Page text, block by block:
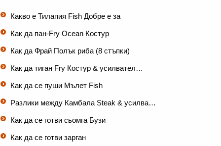
Какво е Тилапия Fish Добре е за
Как да пан-Fry Ocean Костур
Как да Фрай Полък риба (8 стъпки)
Как да тиган Fry Костур & усилвател…
Как да се пуши Мълет Fish
Разлики между Камбала Steak & усилва…
Как да се готви сьомга Бузи
Как да се готви зарган